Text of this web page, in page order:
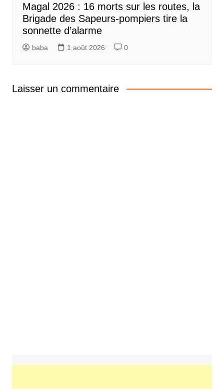
Magal 2026 : 16 morts sur les routes, la
Brigade des Sapeurs-pompiers tire la
sonnette d’alarme
baba 1 août 2026 0
Laisser un commentaire